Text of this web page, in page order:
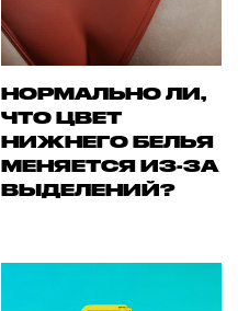
НОРМАЛЬНО ЛИ,
ЧТО ЦВЕТ
НИЖНЕГО БЕЛЬЯ
МЕНЯЕТСЯ ИЗ-ЗА
ВЫДЕЛЕНИЙ?